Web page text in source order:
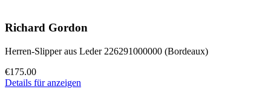
Richard Gordon
Herren-Slipper aus Leder 226291000000 (Bordeaux)
€175.00
Details für anzeigen